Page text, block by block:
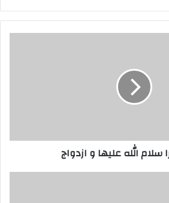
الله علیها و ازدواج